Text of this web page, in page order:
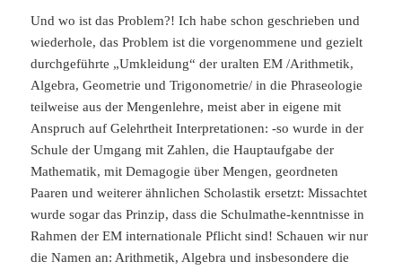
Und wo ist das Problem?! Ich habe schon geschrieben und
wiederhole, das Problem ist die vorgenommene und gezielt
durchgeführte „Umkleidung“ der uralten EM /Arithmetik,
Algebra, Geometrie und Trigonometrie/ in die Phraseologie
teilweise aus der Mengenlehre, meist aber in eigene mit
Anspruch auf Gelehrtheit Interpretationen: -so wurde in der
Schule der Umgang mit Zahlen, die Hauptaufgabe der
Mathematik, mit Demagogie über Mengen, geordneten
Paaren und weiterer ähnlichen Scholastik ersetzt: Missachtet
wurde sogar das Prinzip, dass die Schulmathe-kenntnisse in
Rahmen der EM internationale Pflicht sind! Schauen wir nur
die Namen an: Arithmetik, Algebra und insbesondere die